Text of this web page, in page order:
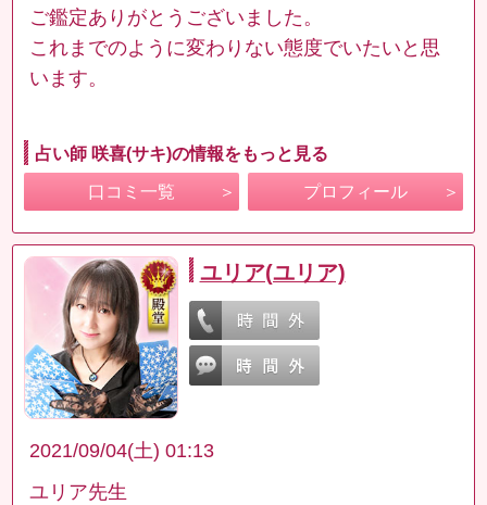
ご鑑定ありがとうございました。
これまでのように変わりない態度でいたいと思
います。
占い師 咲喜(サキ)の情報をもっと見る
口コミ一覧 プロフィール
ユリア(ユリア)
2021/09/04(土) 01:13
ユリア先生